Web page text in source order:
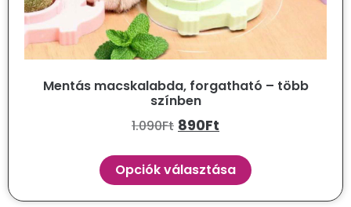
Mentás macskalabda, forgatható – több
színben
1.090Ft 890Ft
Opciók választása